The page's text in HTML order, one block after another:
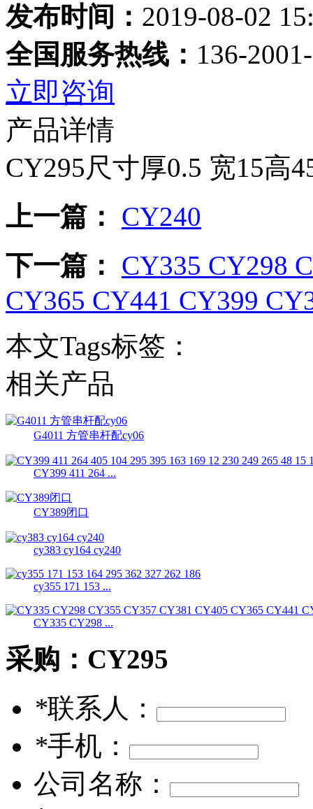
发布时间： 2019-08-02
全国服务热线： 136-
立即咨询
产品详情
CY295尺寸厚0.5 宽15高
上一篇：
CY240
下一篇：
CY335 CY298
CY365 CY441 CY399
本文Tags标签：
相关产品
G4011 方管串杆配cy06
CY399 411 264 ...
CY389闭口
cy383 cy164 cy240
cy355 171 153 ...
CY335 CY298 ...
采购： CY295
*联系人：
*手机：
公司名称：